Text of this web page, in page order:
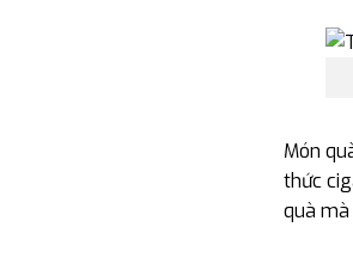
Món
thức
quà